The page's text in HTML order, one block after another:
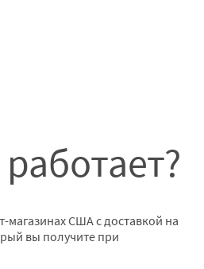
магазинах США с доставкой на
вы получите при